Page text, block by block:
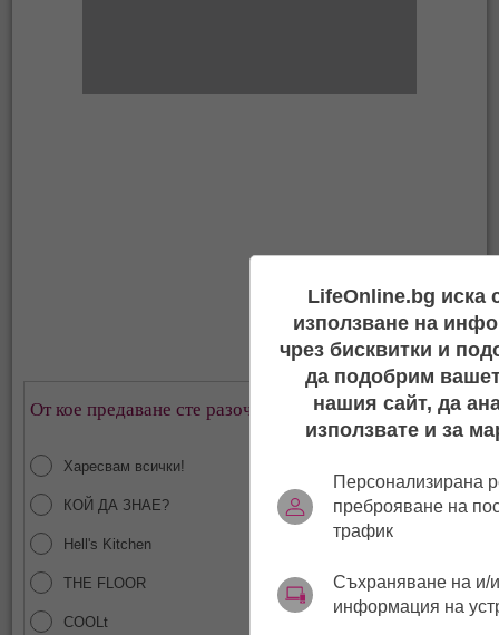
От кое предаване сте разочаровани най-много?
Харесвам всички!
КОЙ ДА ЗНАЕ?
Hell's Kitchen
THE FLOOR
COOLt
LifeOnline.bg иска
използване на
чрез бисквитки и
да подобрим
нашия сайт, да
използвате и за
Персонализирана
преброяване на
трафик
Съхраняване на и/
информация на